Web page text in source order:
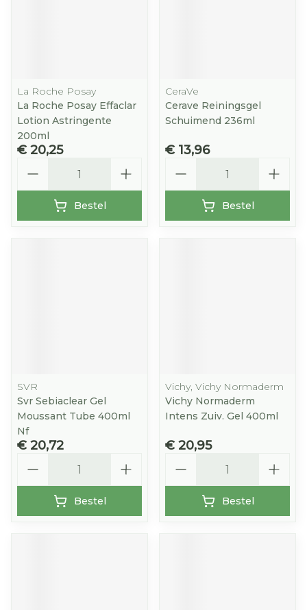
La Roche Posay
La Roche Posay Effaclar
Lotion Astringente
200ml
€ 20,25
Bestel
CeraVe
Cerave Reiningsgel
Schuimend 236ml
€ 13,96
Bestel
SVR
Svr Sebiaclear Gel
Moussant Tube 400ml
Nf
€ 20,72
Bestel
Vichy, Vichy Normaderm
Vichy Normaderm
Intens Zuiv. Gel 400ml
€ 20,95
Bestel